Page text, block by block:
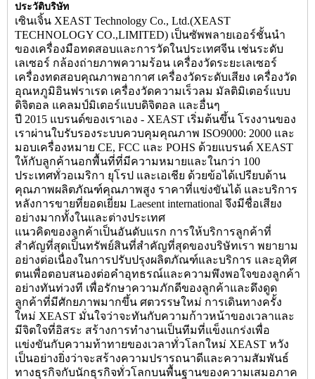
ประวัติบริษัท
เซินเจิ้น XEAST Technology Co., Ltd.(XEAST
TECHNOLOGY CO.,LIMITED) เป็นซัพพลายเออร์ชั้นนำ
ของเครื่องมือทดสอบและการวัดในประเทศจีน เช่นระดับ
เลเซอร์ กล้องถ่ายภาพความร้อน เครื่องวัดระยะเลเซอร์
เครื่องทดสอบคุณภาพอากาศ เครื่องวัดระดับเสียง เครื่องวัด
อุณหภูมิอินฟราเรด เครื่องวัดความเร็วลม มัลติมิเตอร์แบบ
ดิจิตอล แคลมป์มิเตอร์แบบดิจิตอล และอื่นๆ
ปี 2015 แบรนด์ของเราเอง - XEAST เริ่มต้นขึ้น โรงงานของ
เราผ่านใบรับรองระบบควบคุมคุณภาพ ISO9000: 2000 และ
มอบเครื่องหมาย CE, FCC และ POHS ด้วยแบรนด์ XEAST
ให้กับลูกค้านอกพื้นที่ที่มีความหมายและในกว่า 100
ประเทศทั่วอเมริกา ยุโรป และเอเชีย ด้วยข้อได้เปรียบด้าน
คุณภาพผลิตภัณฑ์คุณภาพสูง ราคาที่แข่งขันได้ และบริการ
หลังการขายที่ยอดเยี่ยม Laesent international จึงมีชื่อเสียง
อย่างมากทั้งในและต่างประเทศ
แนวคิดของลูกค้าเป็นอันดับแรก การให้บริการลูกค้าที่
สำคัญที่สุดเป็นทรัพย์สินที่สำคัญที่สุดของบริษัทเรา พยายาม
อย่างต่อเนื่องในการปรับปรุงผลิตภัณฑ์และบริการ และอุทิศ
ตนเพื่อตอบสนองต่อคำอุทธรณ์และความพึงพอใจของลูกค้า
อย่างทันท่วงที เพื่อรักษาความภักดีของลูกค้าและดึงดูด
ลูกค้าที่มีศักยภาพมากขึ้น ศตวรรษใหม่ การเดินทางครั้ง
ใหม่ XEAST มั่นใจว่าจะทันกับความก้าวหน้าของเวลาและ
มีจิตใจที่อิสระ สร้างการทำงานเป็นทีมที่แข็งแกร่งเพื่อ
แข่งขันกับความท้าทายของเวลาทั่วโลกใหม่ XEAST หวัง
เป็นอย่างยิ่งว่าจะสร้างความปรารถนาดีและความสัมพันธ์
ทางธุรกิจกับนักธุรกิจทั่วโลกบนพื้นฐานของความเสมอภาค